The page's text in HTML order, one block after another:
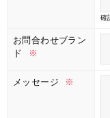
確
お問合わせブラン
ド
※
メッセージ ※